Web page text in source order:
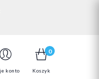
zwrot*
konto
0
Koszyk